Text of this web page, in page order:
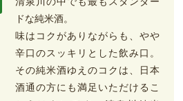
ドな純米酒。
味はコクがありながらも、やや
辛口のスッキリとした飲み口。
その純米酒ゆえのコクは、日本
酒通の方にも満足いただけるこ